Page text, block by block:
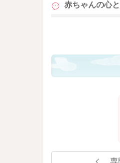
赤ちゃんの心
専